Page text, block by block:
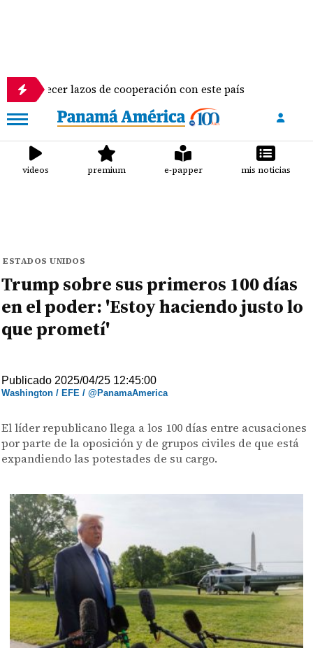
lazos de cooperación con este país
videos premium e-papper mis noticias
ESTADOS UNIDOS
Trump sobre sus primeros 100 días
en el poder: 'Estoy haciendo justo lo
que prometí'
Publicado 2025/04/25 12:45:00
Washington / EFE / @PanamaAmerica
El líder republicano llega a los 100 días entre acusaciones
por parte de la oposición y de grupos civiles de que está
expandiendo las potestades de su cargo.